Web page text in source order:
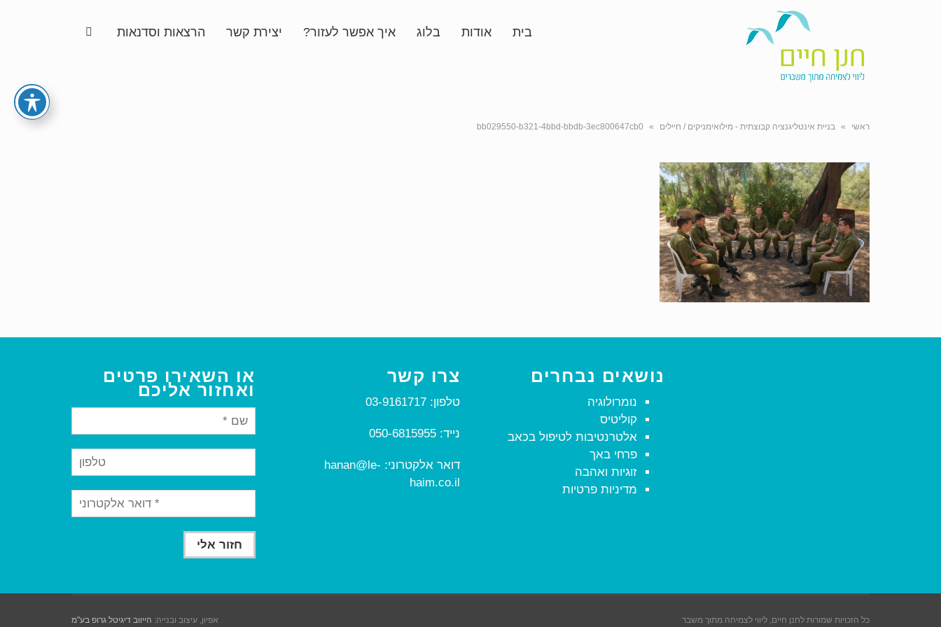
בית אודות בלוג איך אפשר לעזור? יצירת קשר הרצאות וסדנאות
ראשי » בניית אינטליגנציה קבוצתית - מילואימניקים / חיילים »
bb029550-b321-4bbd-bbdb-3ec800647cb0
נושאים נבחרים
נומרולוגיה
קוליטיס
אלטרנטיבות לטיפול בכאב
פרחי באך
זוגיות ואהבה
מדיניות פרטיות
צרו קשר
טלפון: 03-9161717
נייד: 050-6815955
דואר אלקטרוני: hanan@le-
haim.co.il
או השאירו פרטים
ואחזור אליכם
אפיון, עיצוב ובנייה: הייווב דיגיטל גרופ בע"מ כל הזכויות שמורות לחנן חיים, ליווי לצמיחה מתוך משבר